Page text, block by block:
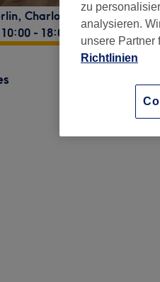
Charlottenburg, 14059
- 18:00
zu
analysieren.
unsere Partner
Richtlinien